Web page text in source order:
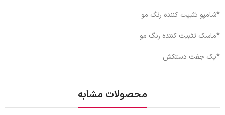
*شامپو تثبیت کننده رنگ مو
*ماسک تثبیت کننده رنگ مو
*یک جفت دستکش
محصولات مشابه